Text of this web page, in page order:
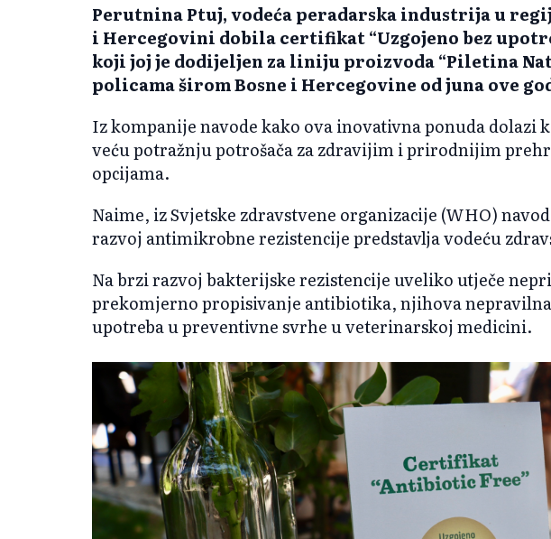
Perutnina Ptuj, vodeća peradarska industrija u
i Hercegovini dobila certifikat “Uzgojeno bez
koji joj je dodijeljen za liniju proizvoda “Piletina
policama širom Bosne i Hercegovine od juna ove
Iz kompanije navode kako ova inovativna ponuda dolazi
veću potražnju potrošača za zdravijim i prirodnijim
opcijama.
Naime, iz Svjetske zdravstvene organizacije (WHO)
razvoj antimikrobne rezistencije predstavlja vodeću
Na brzi razvoj bakterijske rezistencije uveliko utječe
prekomjerno propisivanje antibiotika, njihova
upotreba u preventivne svrhe u veterinarskoj medicini.